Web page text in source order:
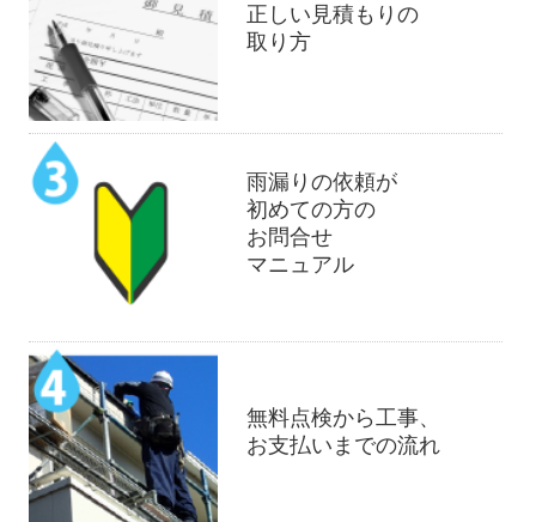
正しい見積もりの
取り方
雨漏りの依頼が
初めての方の
お問合せ
マニュアル
無料点検から工事、
お支払いまでの流れ